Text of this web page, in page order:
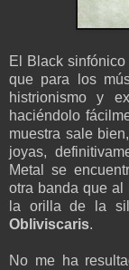
El Black
que para los
histrionismo y
haciéndolo
muestra sale
joyas,
Metal se
otra banda que al
la orilla de la
Obliviscaris.
No me ha